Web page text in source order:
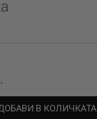
В КОЛИЧКАТА